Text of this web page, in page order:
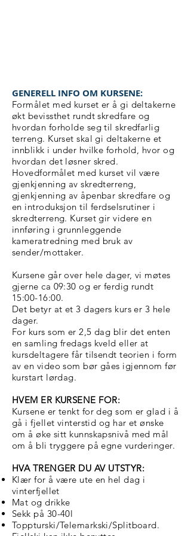
GENERELL INFO OM KURSENE:
Formålet med kurset er å gi deltakerne
økt bevissthet rundt skredfare og
hvordan forholde seg til skredfarlig
terreng. Kurset skal gi deltakerne et
innblikk i under hvilke forhold, hvor og
hvordan det løsner skred.
Hovedformålet med kurset vil være
gjenkjenning av skredterreng,
gjenkjenning av åpenbar skredfare og
en introduksjon til ferdselsrutiner i
skredterreng. Kurset gir videre en
innføring i grunnleggende
kameratredning med bruk av
sender/mottaker.
Kursene går over hele dager, vi møtes
gjerne ca 09:30 og er ferdig rundt
15:00-16:00.
Det betyr at et 3 dagers kurs er 3 hele
dager.
For kurs som er 2,5 dag blir det enten
en samling fredags kveld eller at
kursdeltagere får tilsendt teorien i form
av en video som bør gåes igjennom før
kurstart lørdag.
HVEM ER KURSENE FOR:
Kursene er tenkt for deg som er glad i å
gå i fjellet vinterstid og har et ønske
om å øke sitt kunnskapsnivå med mål
om å bli tryggere på egne vurderinger.
HVA TRENGER DU AV UTSTYR:
Klær for å være ute en hel dag i
vinterfjellet
Mat og drikke
Sekk på 30-40l
Toppturski/Telemarkski/Splitboard.